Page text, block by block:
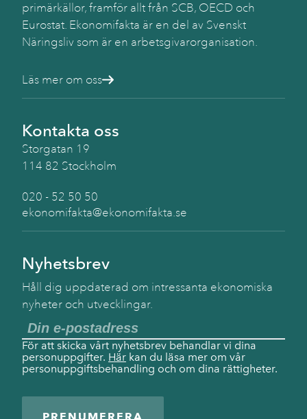
primärkällor, framför allt från SCB, OECD och
Eurostat. Ekonomifakta är en del av Svenskt
Näringsliv som är en arbetsgivarorganisation.
Läs mer om oss
Kontakta oss
Storgatan 19
114 82 Stockholm
020 - 52 50 50
ekonomifakta@ekonomifakta.se
Nyhetsbrev
Håll dig uppdaterad om intressanta ekonomiska
nyheter och utvecklingar.
För att skicka vårt nyhetsbrev behandlar vi dina
personuppgifter. Här kan du läsa mer om vår
personuppgiftsbehandling och om dina rättigheter.